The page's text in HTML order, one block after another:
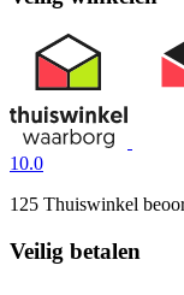
10.0
125 Thuiswinkel
Veilig betalen